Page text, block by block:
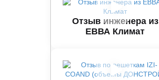
Отзыв инженера из
ЕВВА Климат